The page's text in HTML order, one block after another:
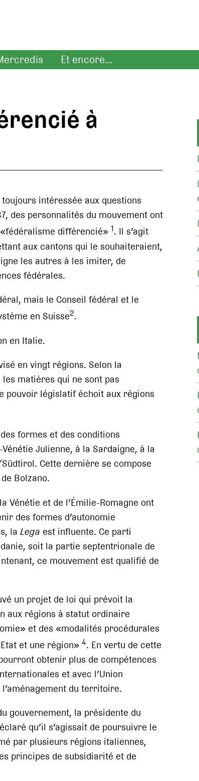
Et encore...
à
toujours intéressée aux questions
des personnalités du mouvement ont
différencié» 1. Il s’agit
aux cantons qui le souhaiteraient,
les autres à les imiter, de
fédérales.
mais le Conseil fédéral et le
en Suisse2.
en Italie.
en vingt régions. Selon la
matières qui ne sont pas
pouvoir législatif échoit aux régions
formes et des conditions
Julienne, à la Sardaigne, à la
Cette dernière se compose
Bolzano.
et de l’Émilie-Romagne ont
des formes d’autonomie
la Lega est influente. Ce parti
soit la partie septentrionale de
ce mouvement est qualifié de
un projet de loi qui prévoit la
aux régions à statut ordinaire
et des «modalités procédurales
et une région» 4. En vertu de cette
obtenir plus de compétences
et avec l’Union
du territoire.
gouvernement, la présidente du
qu’il s’agissait de poursuivre le
par plusieurs régions italiennes,
principes de subsidiarité et de